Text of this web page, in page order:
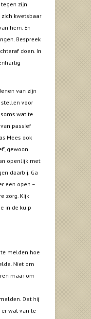
zijn
kwetsbaar
hem. En
Bespreek
doen. In
van zijn
stellen voor
wat te
passief
Mees ook
gewoon
openlijk met
daarbij. Ga
een open –
zorg. Kijk
in de kuip
melden hoe
Niet om
maar om
Dat hij
wat van te